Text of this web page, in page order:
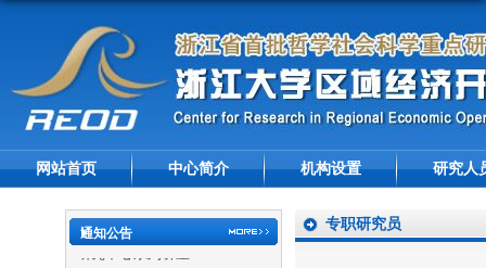
网站首页 中心简介 机构设置 研究人
通知公告
浙大学江区域经济开放与发展
专职研究员